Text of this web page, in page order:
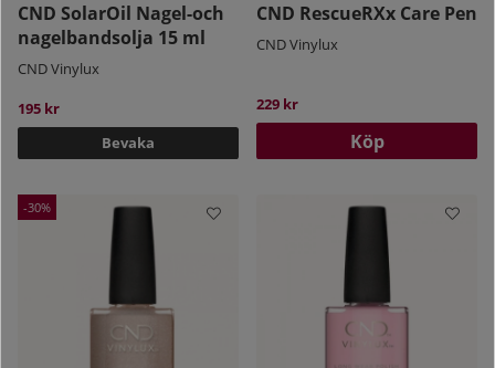
CND SolarOil Nagel-och
nagelbandsolja 15 ml
CND Vinylux
195 kr
Bevaka
CND RescueRXx Care Pen
CND Vinylux
229 kr
Köp
30